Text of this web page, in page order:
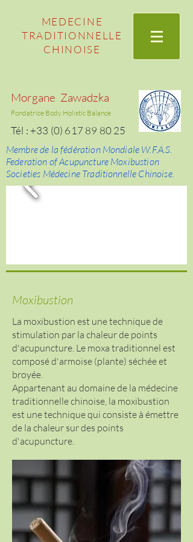
MEDECINE
TRADITIONNELLE
CHINOISE
Morgane Zawadzka
Fondatrice Body Holistic Balance
Tél : +33 (0) 617 89 80 25
Membre de la fédération Mondiale W.F.A.S.
Federation of Acupuncture Moxibustion
Societies Médecine Traditionnelle Chinoise.
Moxibustion
La moxibustion est une technique de
stimulation par la chaleur de points
d'acupuncture. Le moxa traditionnel est
composé d'armoise (plante) séchée et
broyée.
Appartenant au domaine de la médecine
traditionnelle chinoise, la moxibustion
est une technique qui consiste à émettre
de la chaleur sur des points
d'acupuncture.